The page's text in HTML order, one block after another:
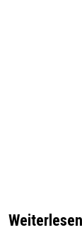
Weiterlesen